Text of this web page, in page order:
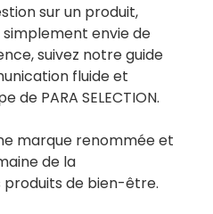
sur un produit,
simplement envie de
suivez notre guide
fluide et
de PARA SELECTION.
marque renommée et
de la
de bien-être.